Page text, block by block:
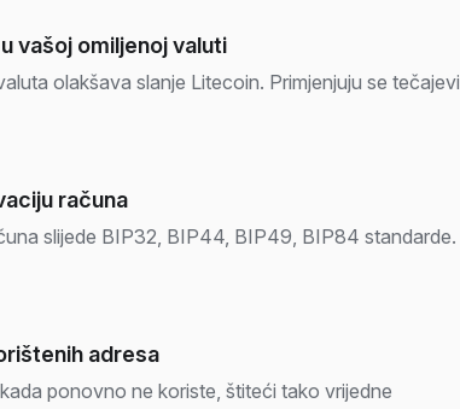
vašoj omiljenoj valuti
olakšava slanje Litecoin. Primjenjuju se tečajevi
računa
slijede BIP32, BIP44, BIP49, BIP84 standarde.
adresa
ponovno ne koriste, štiteći tako vrijedne